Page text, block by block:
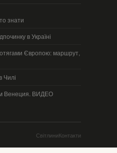
знати
в Україні
Європою: маршрут,
Чилі
Венеция. ВИДЕО
СвітлиниКонтакти